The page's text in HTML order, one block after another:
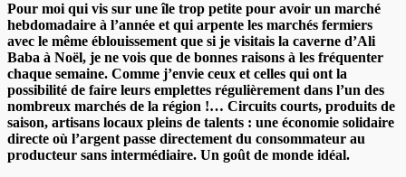
Pour moi qui vis sur une île trop petite pour avoir un marché
hebdomadaire à l’année et qui arpente les marchés fermiers
avec le même éblouissement que si je visitais la caverne d’Ali
Baba à Noël, je ne vois que de bonnes raisons à les fréquenter
chaque semaine. Comme j’envie ceux et celles qui ont la
possibilité de faire leurs emplettes régulièrement dans l’un des
nombreux marchés de la région !… Circuits courts, produits de
saison, artisans locaux pleins de talents : une économie solidaire
directe où l’argent passe directement du consommateur au
producteur sans intermédiaire. Un goût de monde idéal.